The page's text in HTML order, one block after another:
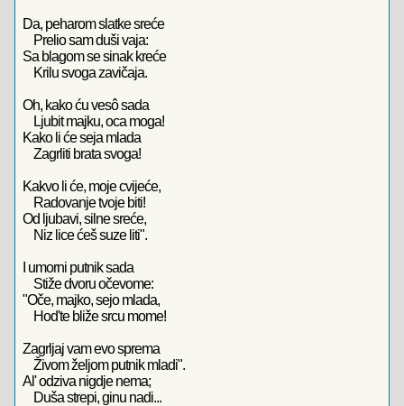
Da, peharom slatke sreće
Prelio sam duši vaja:
Sa blagom se sinak kreće
Krilu svoga zavičaja.
Oh, kako ću vesô sada
Ljubit majku, oca moga!
Kako li će seja mlada
Zagrliti brata svoga!
Kakvo li će, moje cvijeće,
Radovanje tvoje biti!
Od ljubavi, silne sreće,
Niz lice ćeš suze liti".
I umorni putnik sada
Stiže dvoru očevome:
"Oče, majko, sejo mlada,
Hod'te bliže srcu mome!
Zagrljaj vam evo sprema
Živom željom putnik mladi".
Al' odziva nigdje nema;
Duša strepi, ginu nadi...